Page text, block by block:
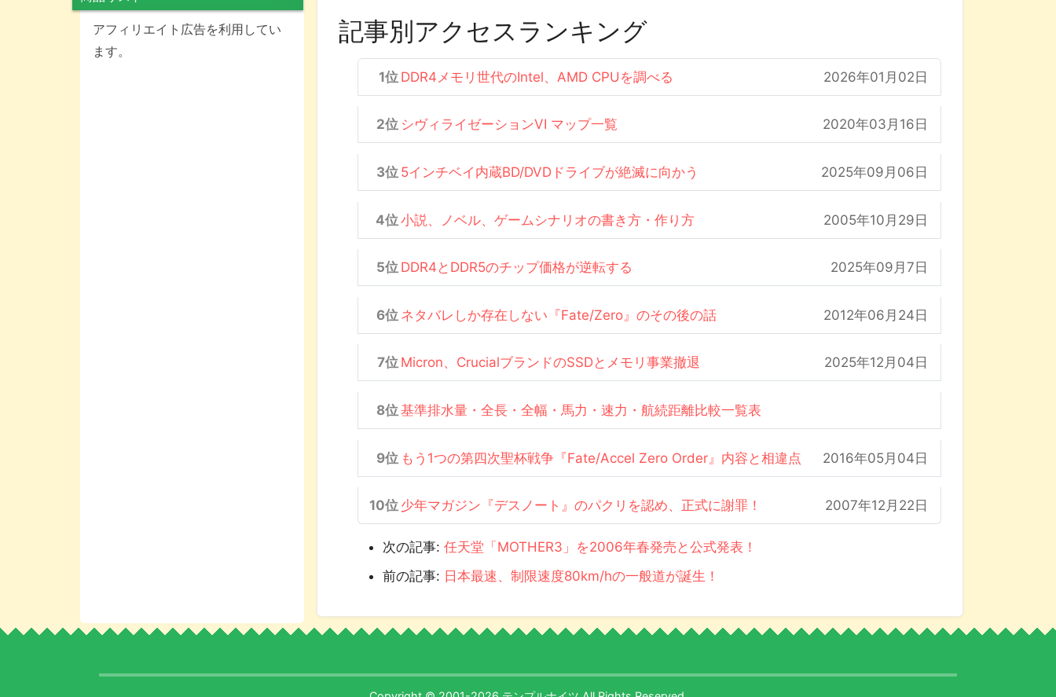
記事別アクセスランキング
DDR4メモリ世代のIntel、AMD CPUを調べる 2026年01月02日
シヴィライゼーションVI マップ一覧 2020年03月16日
5インチベイ内蔵BD/DVDドライブが絶滅に向かう 2025年09月06日
小説、ノベル、ゲームシナリオの書き方・作り方 2005年10月29日
DDR4とDDR5のチップ価格が逆転する 2025年09月7日
ネタバレしか存在しない『Fate/Zero』のその後の話 2012年06月24日
Micron、CrucialブランドのSSDとメモリ事業撤退 2025年12月04日
基準排水量・全長・全幅・馬力・速力・航続距離比較一覧表
もう1つの第四次聖杯戦争『Fate/Accel Zero Order』内容と相違点 2016年05月04日
少年マガジン『デスノート』のパクリを認め、正式に謝罪！ 2007年12月22日
次の記事: 任天堂「MOTHER3」を2006年春発売と公式発表！
前の記事: 日本最速、制限速度80km/hの一般道が誕生！
アフィリエイト広告を利用してい
ます。